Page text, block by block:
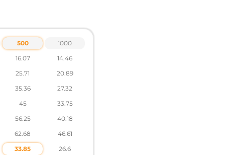
по тел .: +38 095 931 76 31
500
1000
16.07
14.46
25.71
20.89
35.36
27.32
45
33.75
56.25
40.18
62.68
46.61
33.85
26.6